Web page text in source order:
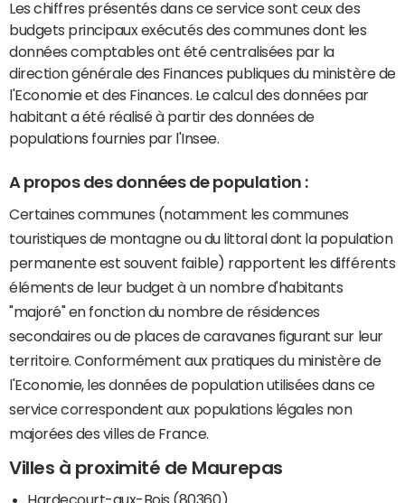
Les chiffres présentés dans ce service sont ceux des
budgets principaux exécutés des communes dont les
données comptables ont été centralisées par la
direction générale des Finances publiques du ministère de
l'Economie et des Finances. Le calcul des données par
habitant a été réalisé à partir des données de
populations fournies par l'Insee.
A propos des données de population :
Certaines communes (notamment les communes
touristiques de montagne ou du littoral dont la population
permanente est souvent faible) rapportent les différents
éléments de leur budget à un nombre d'habitants
"majoré" en fonction du nombre de résidences
secondaires ou de places de caravanes figurant sur leur
territoire. Conformément aux pratiques du ministère de
l'Economie, les données de population utilisées dans ce
service correspondent aux populations légales non
majorées des villes de France.
Villes à proximité de Maurepas
Hardecourt-aux-Bois (80360)